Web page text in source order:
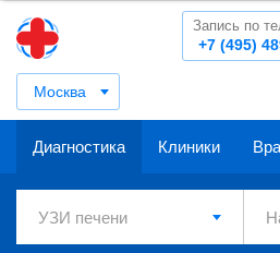
Москва
+7 (495)
Запись по
Диагностика Клиники